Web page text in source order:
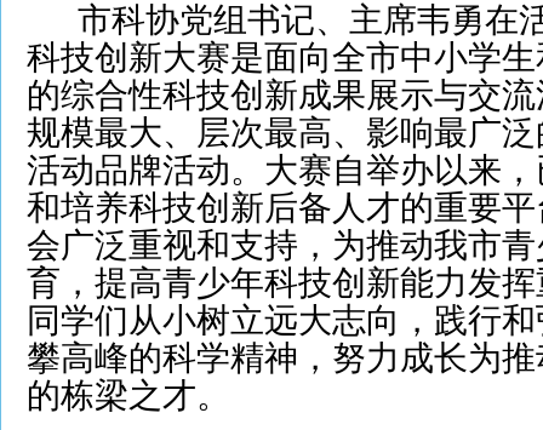
市科协党组书记、主席韦勇在
科技创新大赛是面向全市中小学
的综合性科技创新成果展示与交
规模最大、层次最高、影响最广
活动品牌活动。大赛自举办以来
和培养科技创新后备人才的重要
会广泛重视和支持，为推动我市
育，提高青少年科技创新能力发
同学们从小树立远大志向，践行
攀高峰的科学精神，努力成长为
的栋梁之才。